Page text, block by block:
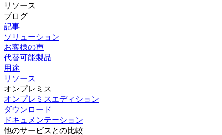
リソース
ブログ
記事
ソリューション
お客様の声
代替可能製品
用途
リソース
オンプレミス
オンプレミスエディション
ダウンロード
ドキュメンテーション
他のサービスとの比較